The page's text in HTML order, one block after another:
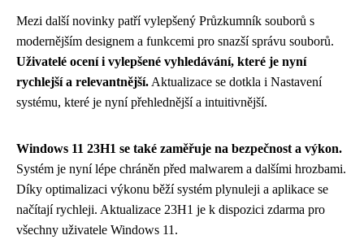
Mezi další novinky patří vylepšený Průzkumník souborů s
modernějším designem a funkcemi pro snazší správu souborů.
Uživatelé ocení i vylepšené vyhledávání, které je nyní
rychlejší a relevantnější. Aktualizace se dotkla i Nastavení
systému, které je nyní přehlednější a intuitivnější.
Windows 11 23H1 se také zaměřuje na bezpečnost a výkon.
Systém je nyní lépe chráněn před malwarem a dalšími hrozbami.
Díky optimalizaci výkonu běží systém plynuleji a aplikace se
načítají rychleji. Aktualizace 23H1 je k dispozici zdarma pro
všechny uživatele Windows 11.